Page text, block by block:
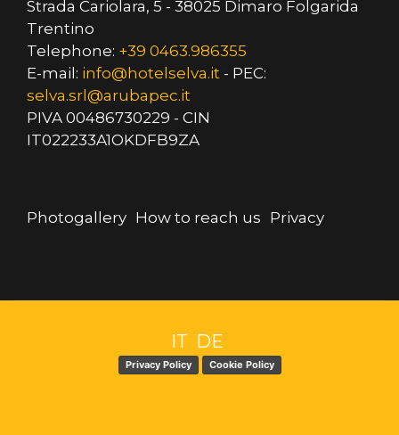
Strada Cariolara, 5 - 38025 Dimaro Folgarida
Trentino
Telephone: +39 0463.986355
E-mail: info@hotelselva.it - PEC:
selva.srl@arubapec.it
PIVA 00486730229 - CIN
IT022233A1OKDFB9ZA
Photogallery How to reach us Privacy
IT DE
Privacy Policy Cookie Policy